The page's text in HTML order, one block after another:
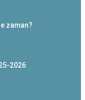
zaman?
2026